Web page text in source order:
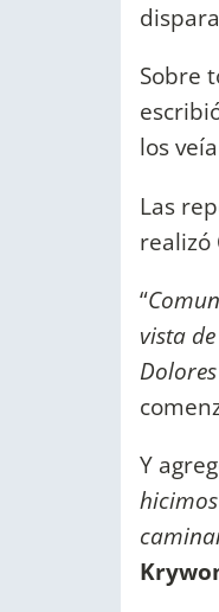
Sobre
los
Las
realizó
“
vista
Y